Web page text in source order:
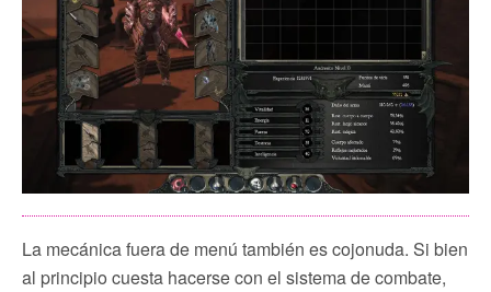
La mecánica fuera de menú también es cojonuda. Si bien
al principio cuesta hacerse con el sistema de combate,